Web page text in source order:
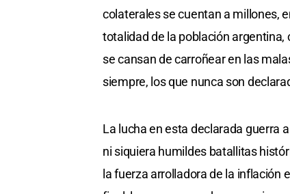
colaterales se cuentan a millones,
totalidad de la población
se cansan de carroñear en las
siempre, los que nunca son
La lucha en esta declarada guerra
ni siquiera humildes batallitas
la fuerza arrolladora de la inflación